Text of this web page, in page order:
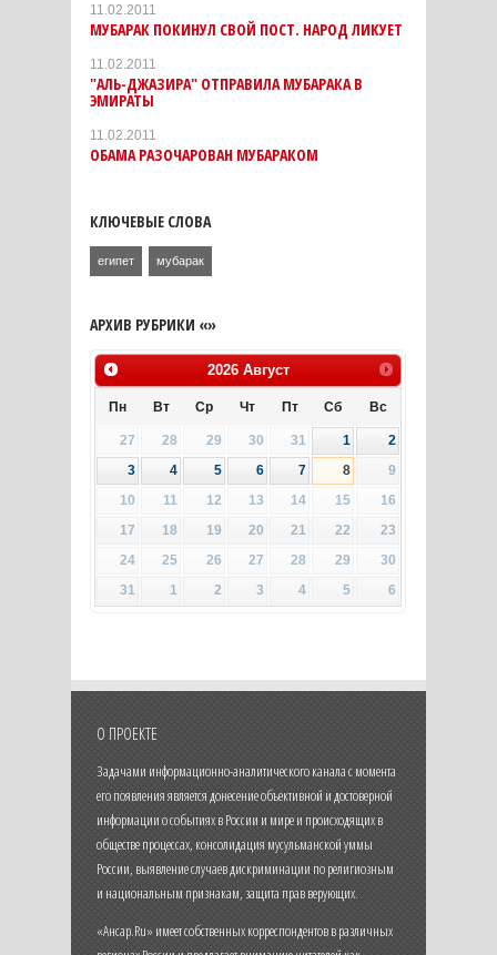
11.02.2011
МУБАРАК ПОКИНУЛ СВОЙ ПОСТ. НАРОД ЛИКУЕТ
11.02.2011
"АЛЬ-ДЖАЗИРА" ОТПРАВИЛА МУБАРАКА В
ЭМИРАТЫ
11.02.2011
ОБАМА РАЗОЧАРОВАН МУБАРАКОМ
КЛЮЧЕВЫЕ СЛОВА
египет мубарак
АРХИВ РУБРИКИ «»
2026 Август
Пн Вт Ср Чт Пт Сб Вс
27 28 29 30 31 1
2
3
4 5 6 7 8
9
10
11 12 13 14 15
16
17
18 19 20 21 22
23
24
25 26 27 28 29
30
31
1 2 3 4 5 6
О ПРОЕКТЕ
Задачами информационно-аналитического канала с момента
его появления является донесение объективной и достоверной
информации о событиях в России и мире и происходящих в
обществе процессах, консолидация мусульманской уммы
России, выявление случаев дискриминации по религиозным
и национальным признакам, защита прав верующих.
«Ансар.Ru» имеет собственных корреспондентов в различных